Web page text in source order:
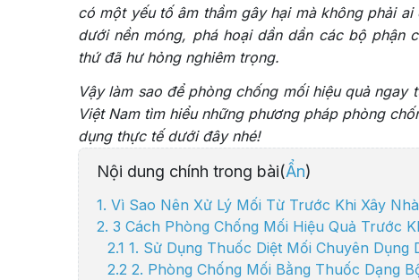
có một yếu tố âm thầm gây hại mà không phải
dưới nền móng, phá hoại dần dần các bộ phận
thứ đã hư hỏng nghiêm trọng.
Vậy làm sao để phòng chống mối hiệu quả
Việt Nam tìm hiểu những phương pháp phòng
dụng thực tế dưới đây nhé!
Nội dung chính trong bài(Ẩn)
1. Vì Sao Nên Xử Lý Mối Từ Trước Khi Xây
2. 3 Cách Phòng Chống Mối Hiệu Quả Trước
2.1 1. Sử Dụng Thuốc Diệt Mối Chuyên Dụng
2.2 2. Phòng Chống Mối Bằng Thuốc Dạng